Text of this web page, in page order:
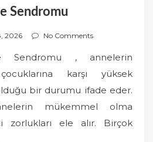
Sendromu
2026 No Comments
Sendromu , annelerin
karşı yüksek
bir durumu ifade eder.
mükemmel olma
zorlukları ele alır. Birçok